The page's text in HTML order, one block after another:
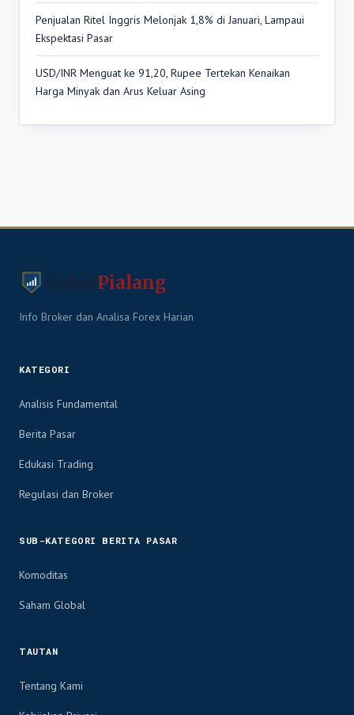
Penjualan Ritel Inggris Melonjak 1,8% di Januari, Lampaui
Ekspektasi Pasar
USD/INR Menguat ke 91,20, Rupee Tertekan Kenaikan
Harga Minyak dan Arus Keluar Asing
Pialang
Info Broker dan Analisa Forex Harian
KATEGORI
Analisis Fundamental
Berita Pasar
Edukasi Trading
Regulasi dan Broker
SUB-KATEGORI BERITA PASAR
Komoditas
Saham Global
TAUTAN
Tentang Kami